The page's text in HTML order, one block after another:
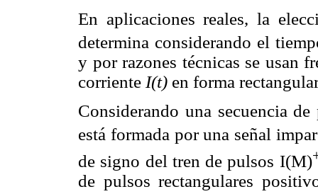
En aplicaciones reales, la
determina considerando el
y por razones técnicas se usan
corriente I(t) en forma
Considerando una secuencia
está formada por una señal
de signo del tren de pulsos I(M)
de pulsos rectangulares